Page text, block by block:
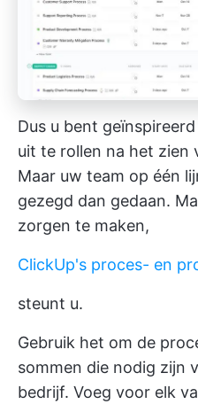
Dus u bent
uit te rollen na het zien
Maar uw team op één
gezegd dan gedaan.
zorgen te maken,
ClickUp's proces- en
steunt u.
Gebruik het om de
sommen die nodig zijn
bedrijf. Voeg voor elk